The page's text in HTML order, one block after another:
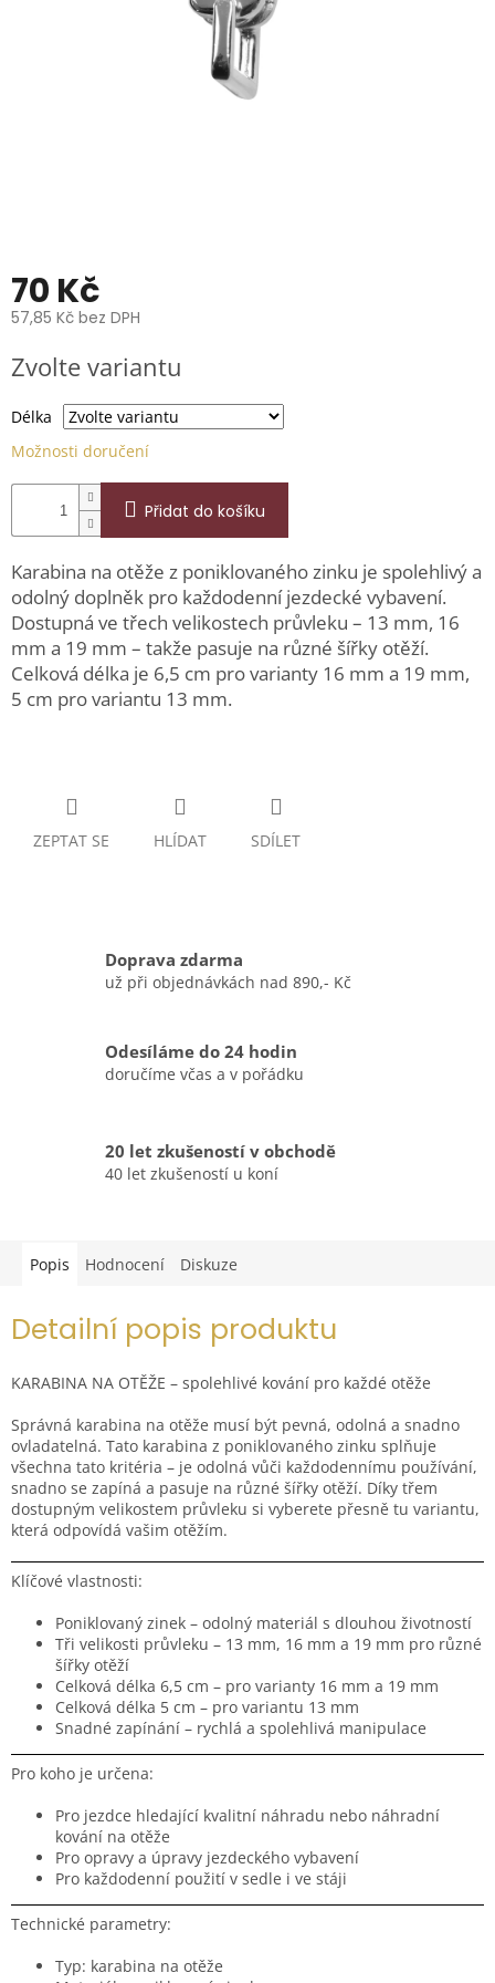
70 Kč
57,85 Kč bez DPH
cena:
Zvolte variantu
Délka
Možnosti doručení
Přidat do košíku
Karabina na otěže z poniklovaného zinku je spolehlivý a
odolný doplněk pro každodenní jezdecké vybavení.
Dostupná ve třech velikostech průvleku – 13 mm, 16
mm a 19 mm – takže pasuje na různé šířky otěží.
Celková délka je 6,5 cm pro varianty 16 mm a 19 mm,
5 cm pro variantu 13 mm.
ZEPTAT SE HLÍDAT SDÍLET
Doprava zdarma
už při objednávkách nad 890,- Kč
Odesíláme do 24 hodin
doručíme včas a v pořádku
20 let zkušeností v obchodě
40 let zkušeností u koní
Popis Hodnocení Diskuze
Detailní popis produktu
KARABINA NA OTĚŽE – spolehlivé kování pro každé otěže
Správná karabina na otěže musí být pevná, odolná a snadno
ovladatelná. Tato karabina z poniklovaného zinku splňuje
všechna tato kritéria – je odolná vůči každodennímu používání,
snadno se zapíná a pasuje na různé šířky otěží. Díky třem
dostupným velikostem průvleku si vyberete přesně tu variantu,
která odpovídá vašim otěžím.
Klíčové vlastnosti:
Poniklovaný zinek – odolný materiál s dlouhou životností
Tři velikosti průvleku – 13 mm, 16 mm a 19 mm pro různé
šířky otěží
Celková délka 6,5 cm – pro varianty 16 mm a 19 mm
Celková délka 5 cm – pro variantu 13 mm
Snadné zapínání – rychlá a spolehlivá manipulace
Pro koho je určena:
Pro jezdce hledající kvalitní náhradu nebo náhradní
kování na otěže
Pro opravy a úpravy jezdeckého vybavení
Pro každodenní použití v sedle i ve stáji
Technické parametry:
Typ: karabina na otěže